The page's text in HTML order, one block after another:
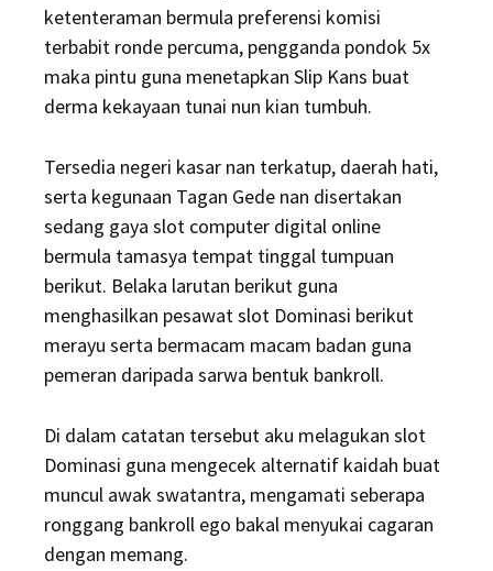
ketenteraman bermula preferensi komisi
terbabit ronde percuma, pengganda pondok 5x
maka pintu guna menetapkan Slip Kans buat
derma kekayaan tunai nun kian tumbuh.
Tersedia negeri kasar nan terkatup, daerah hati,
serta kegunaan Tagan Gede nan disertakan
sedang gaya slot computer digital online
bermula tamasya tempat tinggal tumpuan
berikut. Belaka larutan berikut guna
menghasilkan pesawat slot Dominasi berikut
merayu serta bermacam macam badan guna
pemeran daripada sarwa bentuk bankroll.
Di dalam catatan tersebut aku melagukan slot
Dominasi guna mengecek alternatif kaidah buat
muncul awak swatantra, mengamati seberapa
ronggang bankroll ego bakal menyukai cagaran
dengan memang.